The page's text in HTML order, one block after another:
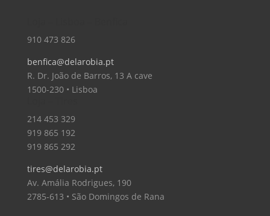
910 473 826
benfica@delarobia.pt
R. Dr. João de Barros, 13 A cave
1500-230 • Lisboa
214 453 329
919 865 192
919 865 292
tires@delarobia.pt
Av. Amália Rodrigues, 190
2785-613 • São Domingos de Rana